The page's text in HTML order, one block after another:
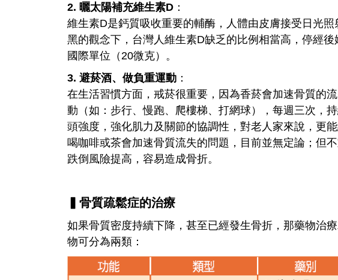
2. 曬太陽補充維生素D ：
維生素D是鈣質吸收重要的輔酶，人體由皮膚接受日光
黑的觀念下，台灣人維生素D缺乏的比例相當高，停經
國際單位（20微克）。
3. 避菸酒、做負重運動 ：
在生活習慣方面，戒菸很重要，因為香菸會加速骨質的
動（如：步行、慢跑、爬樓梯、打網球），每週三次，
頭強度，強化肌力及關節的協調性，對老人家來說，更
喝咖啡或茶會加速骨質流失的問題，目前並無定論；但
跌倒風險提高，容易造成骨折。
▍骨質疏鬆症的治療
如果骨質密度持續下降，甚至已經發生骨折，那藥物治
物可分為兩類：